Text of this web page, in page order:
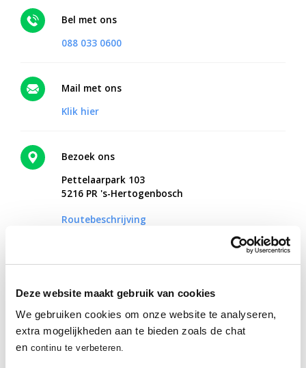
Deze website maakt gebruik van cookies
We gebruiken cookies om onze website te analyseren,
extra mogelijkheden aan te bieden zoals de chat
en continu te verbeteren.
Bel met ons
088 033 0600
Mail met ons
Klik hier
Bezoek ons
Pettelaarpark 103
5216 PR 's-Hertogenbosch
Routebeschrijving
jij je fijn voelt.
Ontdek Mentaal Beter Online